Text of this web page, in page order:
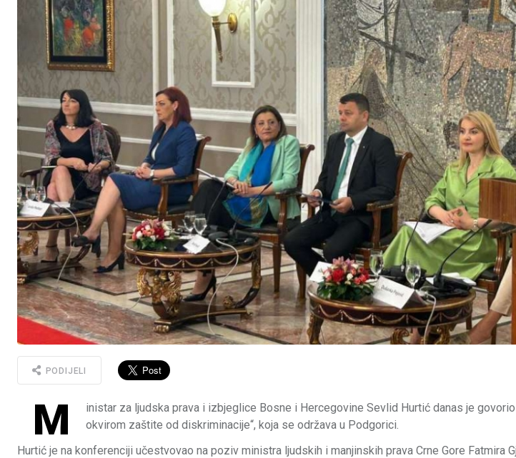
PODIJELI
M
inistar za ljudska prava i izbjeglice Bosne i Hercegovine Sevlid Hurtić danas je
okvirom zaštite od diskriminacije“, koja se održava u Podgorici.
Hurtić je na konferenciji učestvovao na poziv ministra ljudskih i manjinskih prava Crne Gore Fatmira